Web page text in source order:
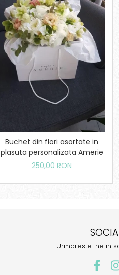
Buchet din flori asortate in
plasuta personalizata Amerie
250,00 RON
Urmareste-ne in